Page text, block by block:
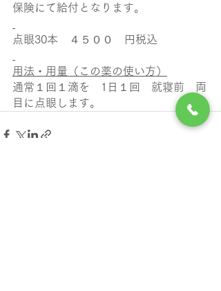
保険にて給付となります。
点眼30本　４５００　円税込
用法・用量（この薬の使い方）
通常１回１滴を　1日１回　就寝前　両
目に点眼します。